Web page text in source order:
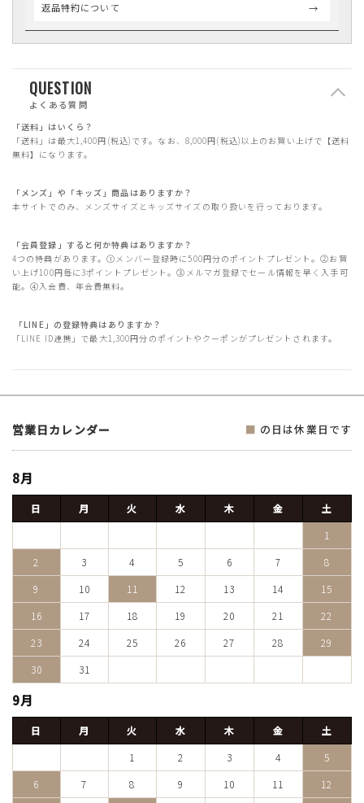
返品特約について
QUESTION
よくある質問
「送料」はいくら？
「送料」は最大1,400円(税込)です。なお、8,000円(税込)以上のお買い上げで【送料
無料】になります。
「メンズ」や「キッズ」商品はありますか？
本サイトでのみ、メンズサイズとキッズサイズの取り扱いを行っております。
「会員登録」すると何か特典はありますか？
4つの特典があります。①メンバー登録時に500円分のポイントプレゼント。②お買
い上げ100円毎に3ポイントプレゼント。③メルマガ登録でセール情報を早く入手可
能。④入会費、年会費無料。
「LINE」の登録特典はありますか？
「LINE ID連携」で最大1,300円分のポイントやクーポンがプレゼントされます。
営業日カレンダー ■ の日は休業日です
8月
日 月 火 水 木 金
土
1
2
3 4 5 6 7
8
9
10 11 12 13 14
15
16
17 18 19 20 21
22
23
24 25 26 27 28
29
30
31
9月
日 月 火 水 木 金
土
1
2 3 4
5
6
7 8 9 10 11
12